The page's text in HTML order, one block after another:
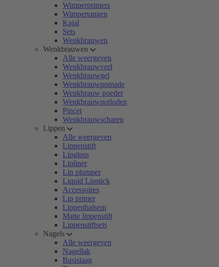
Wimperprimers
Wimpertangen
Kajal
Sets
Wenkbrauwen
Wenkbrauwen
Alle weergeven
Wenkbrauwverf
Wenkbrauwgel
Wenkbrauwpomade
Wenkbrauw poeder
Wenkbrauwpotloden
Pincet
Wenkbrauwscharen
Lippen
Alle weergeven
Lippenstift
Lipgloss
Lipliner
Lip plumper
Liquid Lipstick
Accessoires
Lip primer
Lippenbalsem
Matte lippenstift
Lippenstiftsets
Nagels
Alle weergeven
Nagellak
Basislaag